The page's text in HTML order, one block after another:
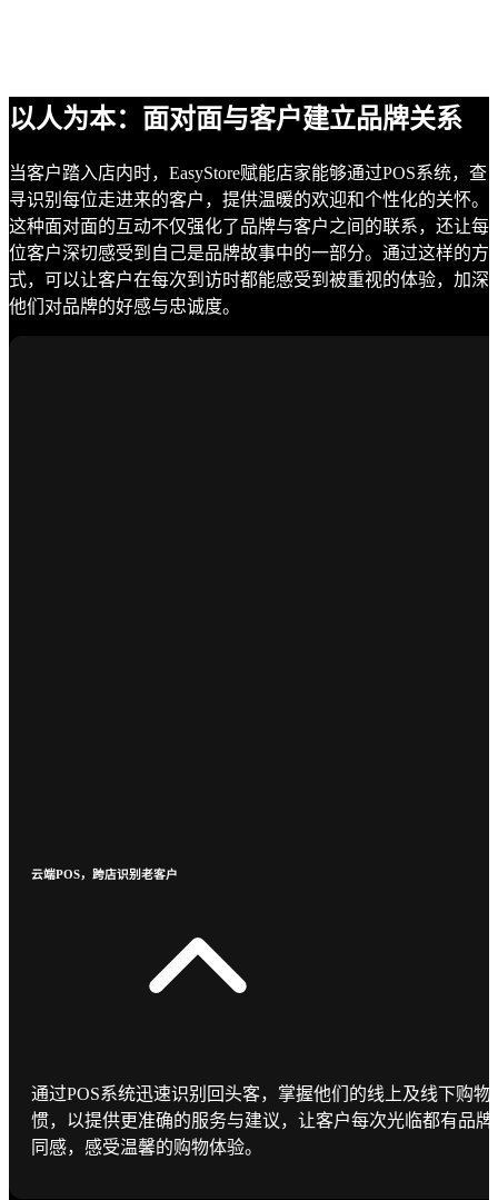
以人为本：面对面与客户建立品牌关系
当客户踏入店内时，EasyStore赋能店家能够通过POS系统，查
寻识别每位走进来的客户，提供温暖的欢迎和个性化的关怀。
这种面对面的互动不仅强化了品牌与客户之间的联系，还让每
位客户深切感受到自己是品牌故事中的一部分。通过这样的方
式，可以让客户在每次到访时都能感受到被重视的体验，加深
他们对品牌的好感与忠诚度。
云端POS，跨店识别老客户
通过POS系统迅速识别回头客，掌握他们的线上及线下购物
惯，以提供更准确的服务与建议，让客户每次光临都有品牌
同感，感受温馨的购物体验。